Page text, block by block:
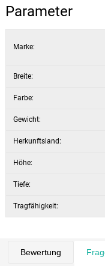
Viel Platz zum
Abmessungen für
Plattenstärke: 18 mm
Höhe: 100 cm
Parameter
Marke:
Breite:
Farbe:
Gewicht:
Herkunftsland:
Höhe:
Tiefe:
Tragfähigkeit:
Bewertung